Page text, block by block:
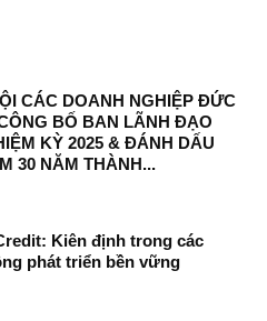
CÁC DOANH NGHIỆP ĐỨC
BỐ BAN LÃNH ĐẠO
KỲ 2025 & ĐÁNH DẤU
30 NĂM THÀNH...
Kiên định trong các
phát triển bền vững